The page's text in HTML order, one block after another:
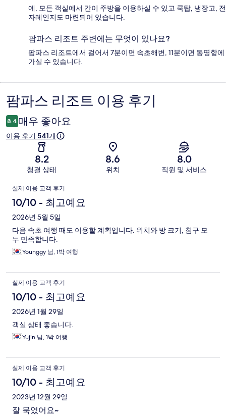
예, 모든 객실에서 간이 주방을 이용하실 수 있고 쿡탑, 냉장고, 전
자레인지도 마련되어 있습니다.
팜파스 리조트 주변에는 무엇이 있나요?
팜파스 리조트에서 걸어서 7분이면 속초해변, 11분이면 동명항에
가실 수 있습니다.
이
용
후
팜파스 리조트 이용 후기
8.4 매우 좋아요
이용 후기 541개
8.2
청결 상태
8.6
위치
8.0
직원 및 서비스
이
용
후
기
실제 이용 고객 후기
10/10 - 최고예요
2026년 5월 5일
다음 속초 여행 때도 이용할 계획입니다. 위치와 방 크기, 침구 모
두 만족합니다.
Younggy 님, 1박 여행
실제 이용 고객 후기
10/10 - 최고예요
2026년 1월 29일
객실 상태 좋습니다.
Yujin 님, 1박 여행
실제 이용 고객 후기
10/10 - 최고예요
2023년 12월 29일
잘 묵었어요~